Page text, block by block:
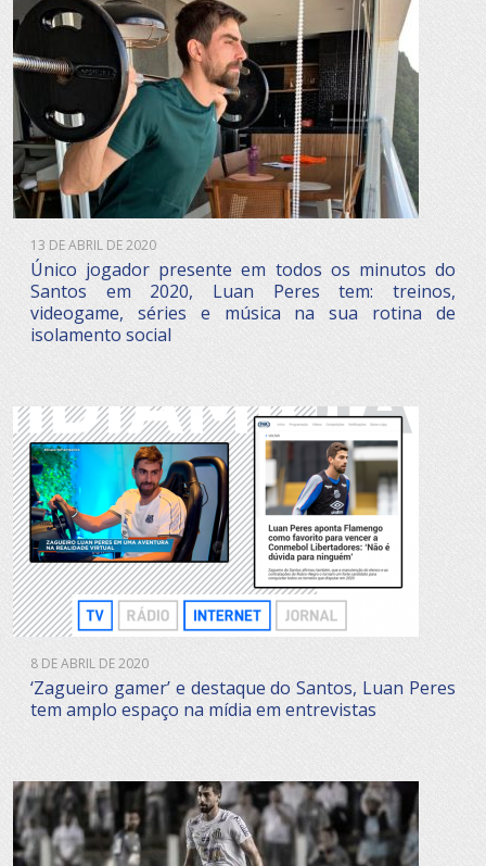
13 DE ABRIL DE 2020
Único jogador presente em todos os minutos do
Santos em 2020, Luan Peres tem: treinos,
videogame, séries e música na sua rotina de
isolamento social
8 DE ABRIL DE 2020
‘Zagueiro gamer’ e destaque do Santos, Luan Peres
tem amplo espaço na mídia em entrevistas